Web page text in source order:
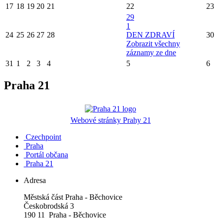
17 18 19 20 21 22 23
24 25 26 27 28
29
1
DEN ZDRAVÍ
Zobrazit všechny
záznamy ze dne
30
31 1 2 3 4 5 6
Praha 21
Webové stránky Prahy 21
Czechpoint
Praha
Portál občana
Praha 21
Adresa
Městská část Praha - Běchovice
Českobrodská 3
190 11 Praha - Běchovice